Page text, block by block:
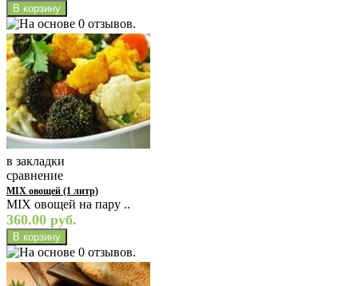
в закладки
сравнение
MIX овощей (1 литр)
MIX овощей на пару ..
360.00 руб.